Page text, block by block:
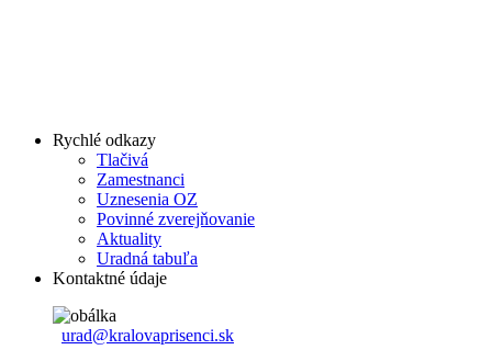
Rychlé odkazy
Tlačivá
Zamestnanci
Uznesenia OZ
Povinné zverejňovanie
Aktuality
Uradná tabuľa
Kontaktné údaje
urad@kralovaprisenci.sk